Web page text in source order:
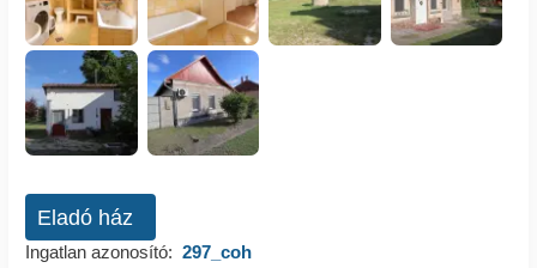
Eladó ház
Ingatlan azonosító: 297_coh